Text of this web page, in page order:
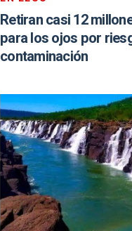
Retiran casi 12
para los ojos por
contaminación